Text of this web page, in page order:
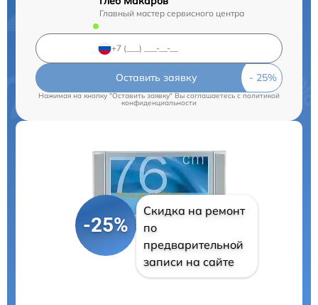
Главный мастер сервисного центра
Оставить заявку
Нажимая на кнопку "Оставить заявку" Вы соглашаетесь cполитикой
конфиденциальности
-25%
Скидка на ремонт
по
предварительной
записи на сайте